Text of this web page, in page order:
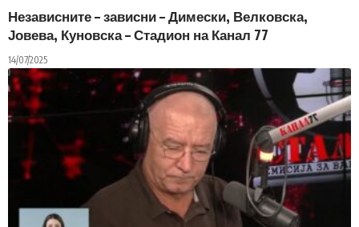
Независните – зависни – Димески, Велковска,
Јовева, Куновска – Стадион на Канал 77
14/07/2025